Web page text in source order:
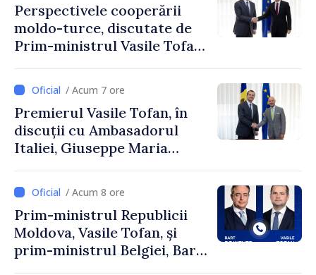
Perspectivele cooperării
moldo-turce, discutate de
Prim-ministrul Vasile Tofan
Uygar Mustafa Sertel
/ Acum 7 ore
Premierul Vasile Tofan, în
discuții cu Ambasadorul
Italiei, Giuseppe Maria
/ Acum 8 ore
Prim-ministrul Republicii
Moldova, Vasile Tofan, și
prim-ministrul Belgiei, Bart